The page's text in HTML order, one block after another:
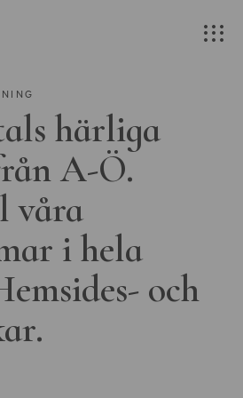
härliga
A-Ö.
våra
i hela
och